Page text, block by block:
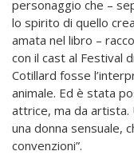
personaggio che –
lo spirito di quello
amata nel libro –
con il cast al Festival
Cotillard fosse
animale. Ed è stata
attrice, ma da artista.
una donna sensuale,
convenzioni”.